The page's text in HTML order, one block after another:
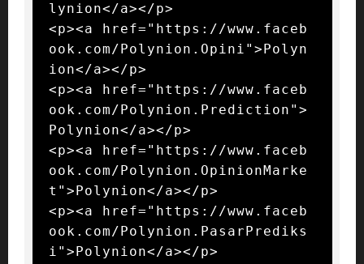
lynion</a></p>
<p><a href="https://www.faceb
ook.com/Polynion.Opini">Polyn
ion</a></p>
<p><a href="https://www.faceb
ook.com/Polynion.Prediction">
Polynion</a></p>
<p><a href="https://www.faceb
ook.com/Polynion.OpinionMarke
t">Polynion</a></p>
<p><a href="https://www.faceb
ook.com/Polynion.PasarPrediks
i">Polynion</a></p>